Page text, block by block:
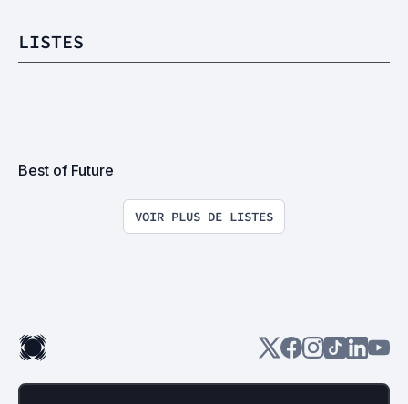
LISTES
Best of Future
VOIR PLUS DE LISTES